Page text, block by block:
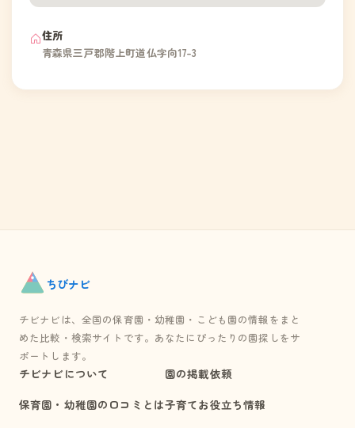
住所
青森県三戸郡階上町道仏字向17-3
ちびナビ
チビナビは、全国の保育園・幼稚園・こども園の情報をまと
めた比較・検索サイトです。あなたにぴったりの園探しをサ
ポートします。
チビナビについて
保育園・幼稚園の口コミとは
園の掲載依頼
子育てお役立ち情報